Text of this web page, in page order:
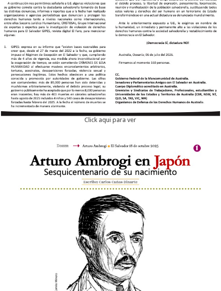
Click aqui para ver